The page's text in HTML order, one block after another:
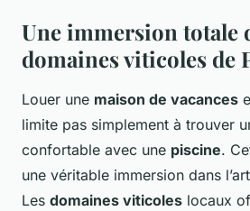
Une immersion totale
domaines viticoles de
Louer une maison de vacances
limite pas simplement à trouver
confortable avec une piscine.
une véritable immersion dans
Les domaines viticoles locaux